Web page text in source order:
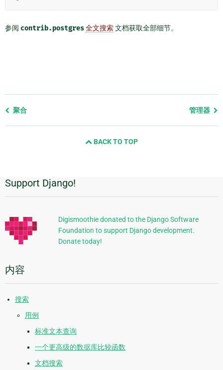
参阅 contrib.postgres全文搜索文档获取全部细节。
Previous
聚合 管理器
BACK TO TOP
附
加
信
息
Support Django!
Digismoothie donated to the Django Software
Foundation to support Django development.
Donate today!
内容
搜索
用例
标准文本查询
一个更高级的数据库比较函数
文档搜索